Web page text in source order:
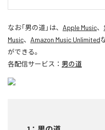
なお「男の道」は、 Apple Music、
Music、 Amazon Music Unlimited
ができる。
各配信サービス： 男の道